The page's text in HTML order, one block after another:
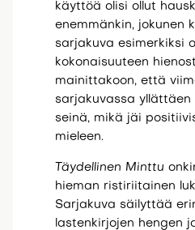
käyttöä olisi ollut
enemmänkin, jokunen
sarjakuva esimerkiksi
kokonaisuuteen
mainittakoon, että
sarjakuvassa yllättäen
seinä, mikä jäi
mieleen.
Täydellinen Minttu
hieman ristiriitainen
Sarjakuva säilyttää
lastenkirjojen hengen